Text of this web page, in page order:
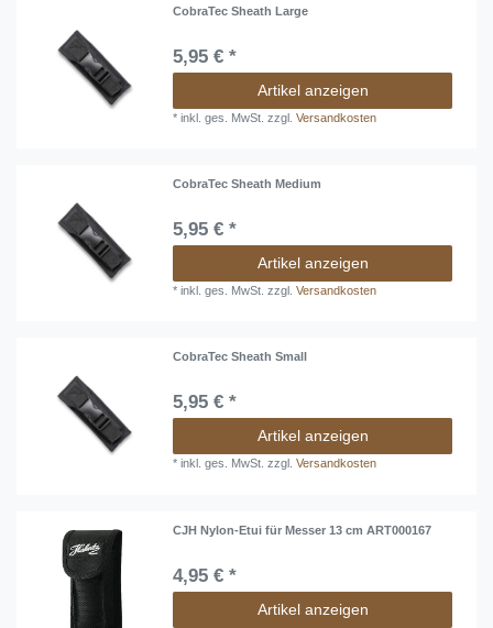
CobraTec Sheath Large
5,95 € *
Artikel anzeigen
*inkl. ges. MwSt. zzgl.Versandkosten
CobraTec Sheath Medium
5,95 € *
Artikel anzeigen
*inkl. ges. MwSt. zzgl.Versandkosten
CobraTec Sheath Small
5,95 € *
Artikel anzeigen
*inkl. ges. MwSt. zzgl.Versandkosten
CJH Nylon-Etui für Messer 13 cm ART000167
4,95 € *
Artikel anzeigen